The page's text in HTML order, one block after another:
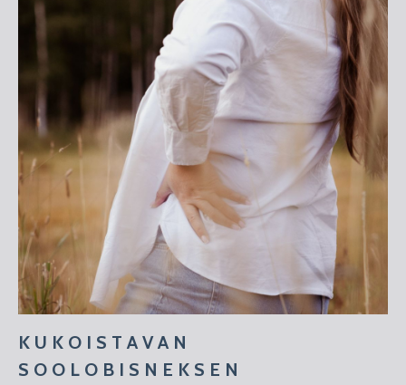
K U K O I S T A V A N
S O O L O B I S N E K S E N